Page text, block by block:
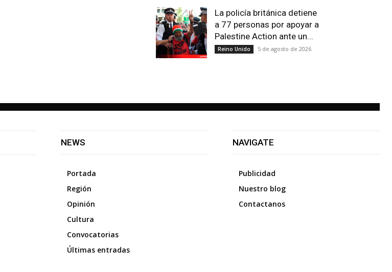
La policía británica detiene
a 77 personas por apoyar a
Palestine Action ante un...
Reino Unido 5 de agosto de 2026
NEWS
Portada
Región
Opinión
Cultura
Convocatorias
Últimas entradas
NAVIGATE
Publicidad
Nuestro blog
Contactanos